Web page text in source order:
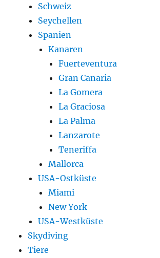
Schweiz
Seychellen
Spanien
Kanaren
Fuerteventura
Gran Canaria
La Gomera
La Graciosa
La Palma
Lanzarote
Teneriffa
Mallorca
USA-Ostküste
Miami
New York
USA-Westküste
Skydiving
Tiere